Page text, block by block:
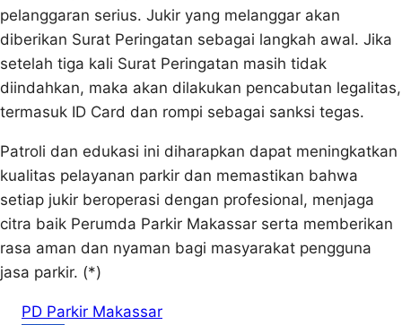
pelanggaran serius. Jukir yang melanggar akan
diberikan Surat Peringatan sebagai langkah awal. Jika
setelah tiga kali Surat Peringatan masih tidak
diindahkan, maka akan dilakukan pencabutan legalitas,
termasuk ID Card dan rompi sebagai sanksi tegas.
Patroli dan edukasi ini diharapkan dapat meningkatkan
kualitas pelayanan parkir dan memastikan bahwa
setiap jukir beroperasi dengan profesional, menjaga
citra baik Perumda Parkir Makassar serta memberikan
rasa aman dan nyaman bagi masyarakat pengguna
jasa parkir. (*)
PD Parkir Makassar